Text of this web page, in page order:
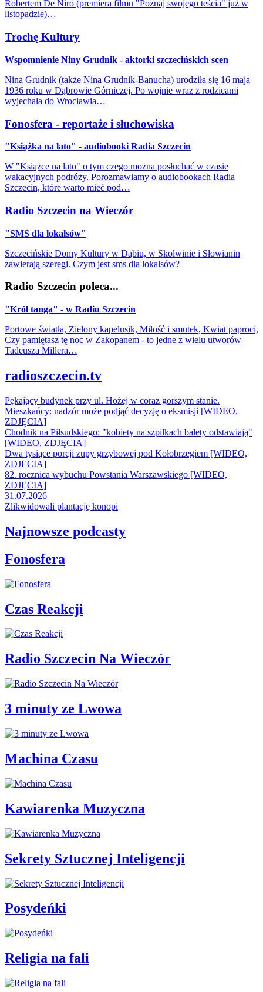
Robertem De Niro (premiera filmu "Poznaj swojego teścia" już w
listopadzie)…
Trochę Kultury
Wspomnienie Niny Grudnik - aktorki szczecińskich scen
Nina Grudnik (także Nina Grudnik-Banucha) urodziła się 16 maja
1936 roku w Dąbrowie Górniczej. Po wojnie wraz z rodzicami
wyjechała do Wrocławia…
Fonosfera - reportaże i słuchowiska
"Książka na lato" - audiobooki Radia Szczecin
W "Książce na lato" o tym czego można posłuchać w czasie
wakacyjnych podróży. Porozmawiamy o audiobookach Radia
Szczecin, które warto mieć pod…
Radio Szczecin na Wieczór
"SMS dla lokalsów"
Szczecińskie Domy Kultury w Dąbiu, w Skolwinie i Słowianin
zawierają szeregi. Czym jest sms dla lokalsów?
Radio Szczecin poleca...
"Król tanga" - w Radiu Szczecin
Portowe światła, Zielony kapelusik, Miłość i smutek, Kwiat paproci,
Czy pamiętasz tę noc w Zakopanem - to jedne z wielu utworów
Tadeusza Millera…
radioszczecin.tv
Pękający budynek przy ul. Hożej w coraz gorszym stanie.
Mieszkańcy: nadzór może podjąć decyzję o eksmisji [WIDEO,
ZDJĘCIA]
Chodnik na Piłsudskiego: "kobiety na szpilkach balety odstawiają"
[WIDEO, ZDJĘCIA]
Dwa tysiące porcji zupy grzybowej pod Kołobrzegiem [WIDEO,
ZDJECIA]
82. rocznica wybuchu Powstania Warszawskiego [WIDEO,
ZDJĘCIA]
31.07.2026
Zlikwidowali plantację konopi
Najnowsze podcasty
Fonosfera
Czas Reakcji
Radio Szczecin Na Wieczór
3 minuty ze Lwowa
Machina Czasu
Kawiarenka Muzyczna
Sekrety Sztucznej Inteligencji
Posydeńki
Religia na fali